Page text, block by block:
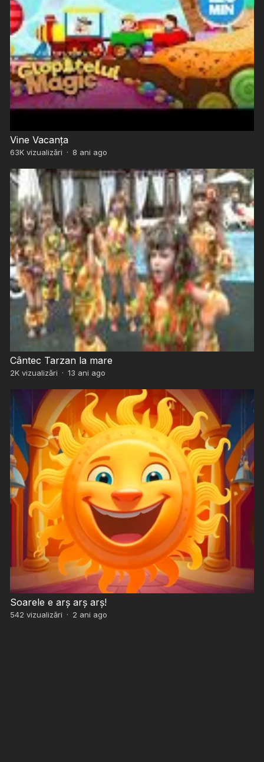
Vine Vacanța
63Kvizualizări · 8 ani ago
Cântec Tarzan la mare
2Kvizualizări · 13 ani ago
Soarele e arș arș arș!
542 vizualizări · 2 ani ago